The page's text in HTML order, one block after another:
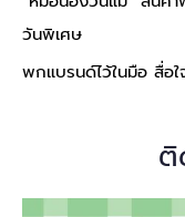
วันพิเศษ
พกแบรนด์ไว้ในมือ สื่อใ